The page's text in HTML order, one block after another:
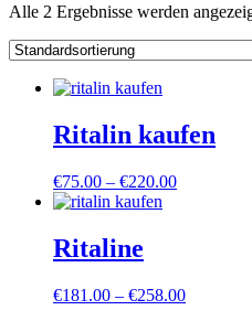
Alle 2 Ergebnisse werden
Ritalin kaufen
€75.00 – €220.00
Ritaline
€181.00 – €258.00